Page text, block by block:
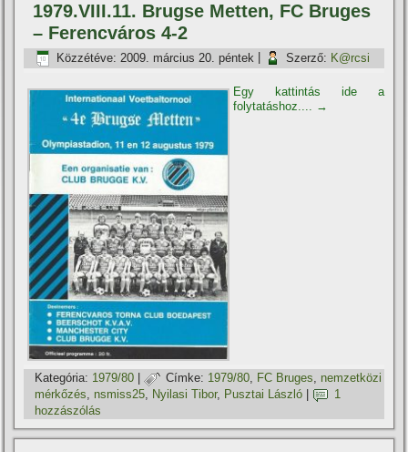
1979.VIII.11. Brugse Metten, FC Bruges
– Ferencváros 4-2
Közzétéve: 2009. március 20. péntek Szerző: K@rcsi
Egy kattintás ide a
folytatáshoz.... →
Kategória: 1979/80 | Címke: 1979/80, FC Bruges, nemzetközi
mérkőzés, nsmiss25, Nyilasi Tibor, Pusztai László
1
hozzászólás